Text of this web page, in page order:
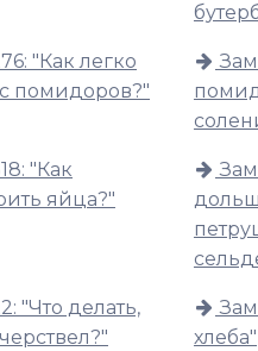
"Как легко
помидоров?"
"Как
яйца?"
"Что делать,
хлеба"